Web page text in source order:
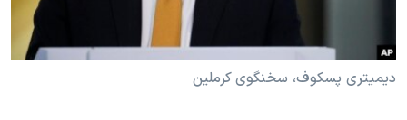
دیمیتری پسکوف، سخنگوی کرملین